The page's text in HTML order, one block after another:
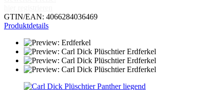
GTIN/EAN: 4066284036469
Produktdetails